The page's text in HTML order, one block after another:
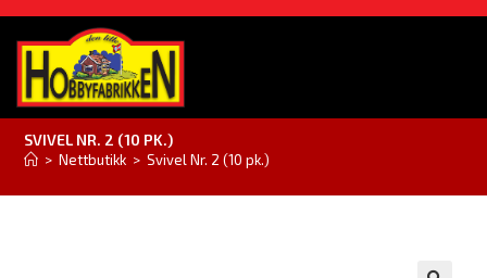
SVIVEL NR. 2 (10 PK.)
> Nettbutikk > Svivel Nr. 2 (10 pk.)